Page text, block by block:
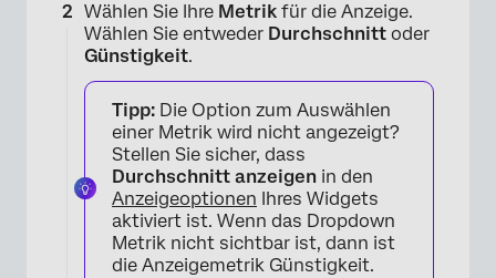
Wählen Sie Ihre Metrik für die Anzeige.
Wählen Sie entweder Durchschnitt oder
Günstigkeit.
Tipp: Die Option zum Auswählen
einer Metrik wird nicht angezeigt?
Stellen Sie sicher, dass
Durchschnitt anzeigen in den
Anzeigeoptionen Ihres Widgets
aktiviert ist. Wenn das Dropdown
Metrik nicht sichtbar ist, dann ist
die Anzeigemetrik Günstigkeit.